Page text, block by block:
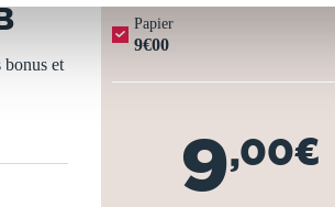
bonus et
Papier
9€00
9,00€